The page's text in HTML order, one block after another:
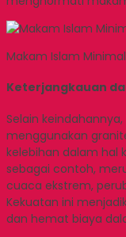
Makam Islam
Keterjangkauan
Selain keindahannya,
menggunakan
kelebihan dalam hal
sebagai contoh,
cuaca ekstrem,
Kekuatan ini
dan hemat biaya